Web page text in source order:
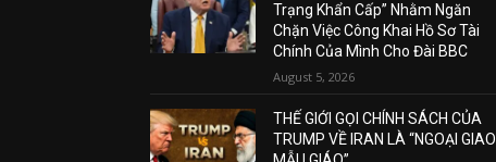
Trạng Khẩn Cấp” Nhằm Ngăn
Chặn Việc Công Khai Hồ Sơ Tài
Chính Của Mình Cho Đài BBC
August 5, 2026
THẾ GIỚI GỌI CHÍNH SÁCH CỦA
TRUMP VỀ IRAN LÀ “NGOẠI GIAO